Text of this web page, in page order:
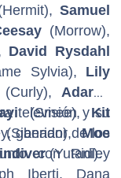
Samuel
(Morrow),
David Rysdahl
Sylvia), Lily
(Curly), Adarsh
(Smee),Kit
Moe
(Yutani).
televisión y su
ganador de los
con Ridley
Iberti, Dana